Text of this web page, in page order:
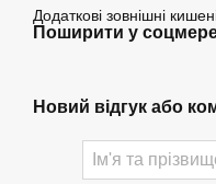
Додаткові зовнішні
Поширити у
Новий відгук або